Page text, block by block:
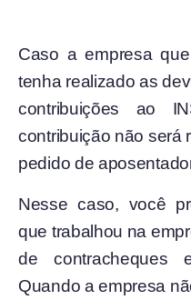
Caso a empresa
tenha realizado as
contribuições ao
contribuição não será
pedido de
Nesse caso, você
que trabalhou na
de contracheques
Quando a empresa